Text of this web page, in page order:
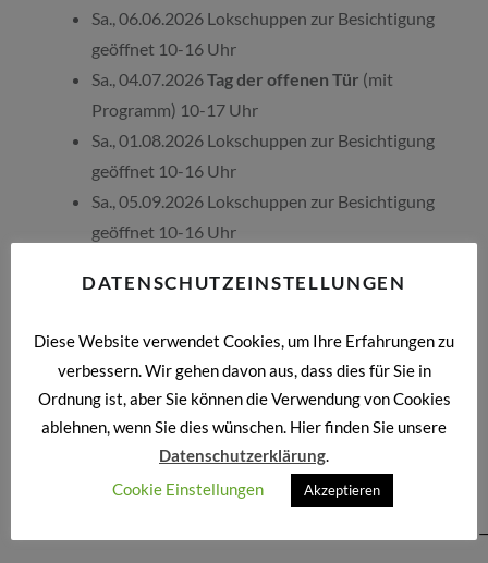
Sa., 06.06.2026 Lokschuppen zur Besichtigung
geöffnet 10-16 Uhr
Sa., 04.07.2026Tag der offenen Tür (mit
Programm) 10-17 Uhr
Sa., 01.08.2026 Lokschuppen zur Besichtigung
geöffnet 10-16 Uhr
Sa., 05.09.2026 Lokschuppen zur Besichtigung
geöffnet 10-16 Uhr
Programm) 10-17 Uhr
Programm) 10-17 Uhr
So., 20.09.2026Tag der Schiene(mit
Programm) 10-17 Uhr
DATENSCHUTZEINSTELLUNGEN
Diese Website verwendet Cookies, um Ihre Erfahrungen zu
verbessern. Wir gehen davon aus, dass dies für Sie in
Ordnung ist, aber Sie können die Verwendung von Cookies
ablehnen, wenn Sie dies wünschen. Hier finden Sie unsere
Datenschutzerklärung.
Cookie Einstellungen
Akzeptieren